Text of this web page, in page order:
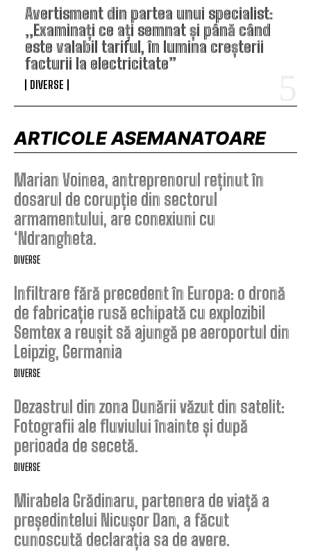
Avertisment din partea unui specialist:
„Examinați ce ați semnat și până când
este valabil tariful, în lumina creșterii
facturii la electricitate”
DIVERSE
ARTICOLE ASEMANATOARE
Marian Voinea, antreprenorul reținut în
dosarul de corupție din sectorul
armamentului, are conexiuni cu
‘Ndrangheta.
DIVERSE
Infiltrare fără precedent în Europa: o dronă
de fabricație rusă echipată cu explozibil
Semtex a reușit să ajungă pe aeroportul din
Leipzig, Germania
DIVERSE
Dezastrul din zona Dunării văzut din satelit:
Fotografii ale fluviului înainte și după
perioada de secetă.
DIVERSE
Mirabela Grădinaru, partenera de viață a
președintelui Nicușor Dan, a făcut
cunoscută declarația sa de avere.